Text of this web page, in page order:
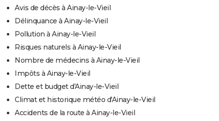
Avis de décès à Ainay-le-Vieil
Délinquance à Ainay-le-Vieil
Pollution à Ainay-le-Vieil
Risques naturels à Ainay-le-Vieil
Nombre de médecins à Ainay-le-Vieil
Impôts à Ainay-le-Vieil
Dette et budget d'Ainay-le-Vieil
Climat et historique météo d'Ainay-le-Vieil
Accidents de la route à Ainay-le-Vieil